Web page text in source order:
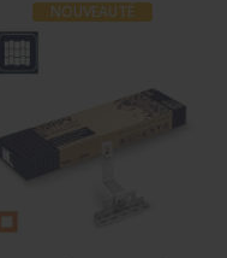
NOUVEAUTÉ